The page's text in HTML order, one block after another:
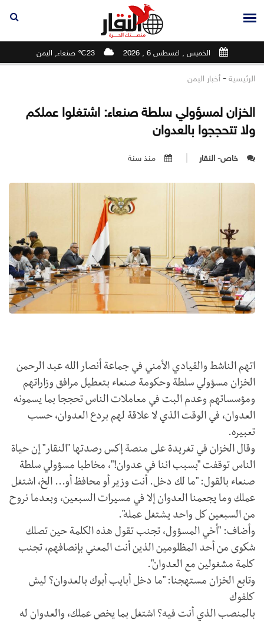
الخميس , اغسطس 6 , 2026 23℃ صنعاء, اليمن
الرئيسية - أخبار اليمن
الخزان لمسؤولي سلطة صنعاء: اشتغلوا عملكم
ولا تتحججوا بالعدوان
خاص- النقار منذ سنة
اتهم الناشط والقيادي الأمني في جماعة أنصار الله عبد الرحمن
الخزان مسؤولي سلطة وحكومة صنعاء بتعطيل مرافق وزاراتهم
ومؤسساتهم وعدم البت في معاملات الناس تحججا بما يسمونه
العدوان، في الوقت الذي لا علاقة لهم بردع العدوان، حسب
تعبيره.
وقال الخزان في تغريدة على منصة إكس رصدتها "النقار" إن حياة
الناس توقفت "بسبب اننا في عدوان!"، مخاطبا مسؤولي سلطة
صنعاء بالقول: "ما لك دخل. أنت وزير أو محافظ أو... الخ، اشتغل
عملك وما يجعمنا العدوان إلا في مسيرات السبعين، وبعدما نروح
من السبعين كل واحد يشتغل عمله".
وأضاف: "أخي المسؤول، تجنب تقول هذه الكلمة حين تصلك
شكوى من أحد المظلومين الذين أنت المعني بإنصافهم، تجنب
كلمة مشغولين مع العدوان".
وتابع الخزان مستهجنا: "ما دخل أبايب أبوك بالعدوان؟ ليش
كلفوك
بالمنصب الذي أنت فيه؟ اشتغل بما يخص عملك، والعدوان له